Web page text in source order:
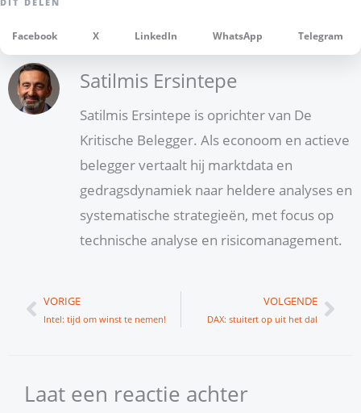
Facebook X LinkedIn WhatsApp Telegram
Satilmis Ersintepe
Satilmis Ersintepe is oprichter van De
Kritische Belegger. Als econoom en actieve
belegger vertaalt hij marktdata en
gedragsdynamiek naar heldere analyses en
systematische strategieën, met focus op
technische analyse en risicomanagement.
Vorige
VORIGE
Intel: tijd om winst te nemen!
VOLGENDE
DAX: stuitert op uit het dal
Laat een reactie achter